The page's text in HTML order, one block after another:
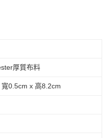
厚質布料
0.5cm x 高8.2cm